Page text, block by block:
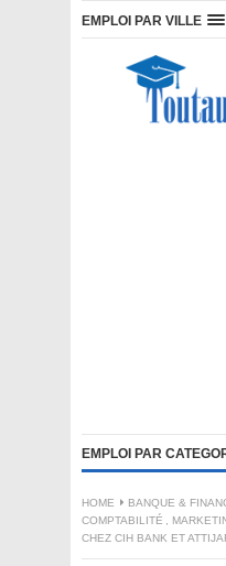
EMPLOI PAR VILLE
EMPLOI PAR
HOME BANQUE &
COMPTABILITÉ ,